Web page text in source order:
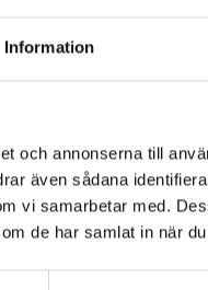
Information
och annonserna till
även sådana
vi samarbetar med.
de har samlat in när